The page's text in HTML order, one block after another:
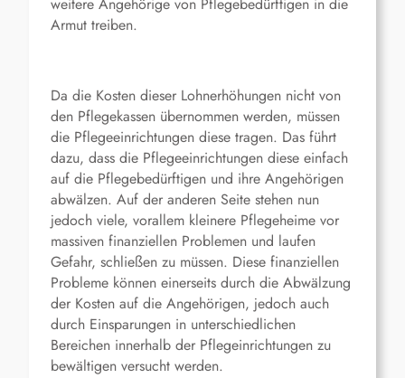
weitere Angehörige von Pflegebedürftigen in die
Armut treiben.
Da die Kosten dieser Lohnerhöhungen nicht von
den Pflegekassen übernommen werden, müssen
die Pflegeeinrichtungen diese tragen. Das führt
dazu, dass die Pflegeeinrichtungen diese einfach
auf die Pflegebedürftigen und ihre Angehörigen
abwälzen. Auf der anderen Seite stehen nun
jedoch viele, vorallem kleinere Pflegeheime vor
massiven finanziellen Problemen und laufen
Gefahr, schließen zu müssen. Diese finanziellen
Probleme können einerseits durch die Abwälzung
der Kosten auf die Angehörigen, jedoch auch
durch Einsparungen in unterschiedlichen
Bereichen innerhalb der Pflegeinrichtungen zu
bewältigen versucht werden.